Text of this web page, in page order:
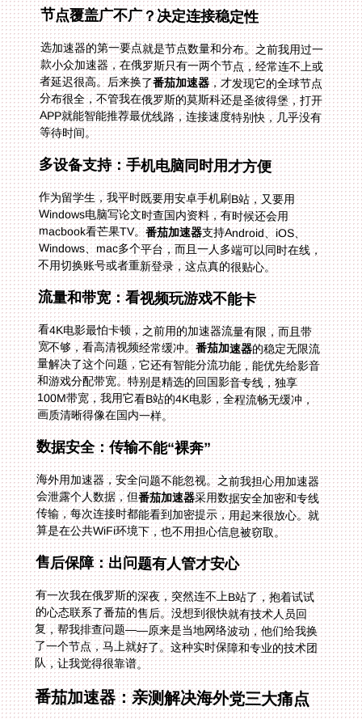
节点覆盖广不广？决定连接稳定性
选加速器的第一要点就是节点数量和分布。之前我用过一
款小众加速器，在俄罗斯只有一两个节点，经常连不上或
者延迟很高。后来换了番茄加速器，才发现它的全球节点
分布很全，不管我在俄罗斯的莫斯科还是圣彼得堡，打开
APP就能智能推荐最优线路，连接速度特别快，几乎没有
等待时间。
多设备支持：手机电脑同时用才方便
作为留学生，我平时既要用安卓手机刷B站，又要用
Windows电脑写论文时查国内资料，有时候还会用
macbook看芒果TV。番茄加速器支持Android、iOS、
Windows、mac多个平台，而且一人多端可以同时在线，
不用切换账号或者重新登录，这点真的很贴心。
流量和带宽：看视频玩游戏不能卡
看4K电影最怕卡顿，之前用的加速器流量有限，而且带
宽不够，看高清视频经常缓冲。番茄加速器的稳定无限流
量解决了这个问题，它还有智能分流功能，能优先给影音
和游戏分配带宽。特别是精选的回国影音专线，独享
100M带宽，我用它看B站的4K电影，全程流畅无缓冲，
画质清晰得像在国内一样。
数据安全：传输不能“裸奔”
海外用加速器，安全问题不能忽视。之前我担心用加速器
会泄露个人数据，但番茄加速器采用数据安全加密和专线
传输，每次连接时都能看到加密提示，用起来很放心。就
算是在公共WiFi环境下，也不用担心信息被窃取。
售后保障：出问题有人管才安心
有一次我在俄罗斯的深夜，突然连不上B站了，抱着试试
的心态联系了番茄的售后。没想到很快就有技术人员回
复，帮我排查问题——原来是当地网络波动，他们给我换
了一个节点，马上就好了。这种实时保障和专业的技术团
队，让我觉得很靠谱。
番茄加速器：亲测解决海外党三大痛点